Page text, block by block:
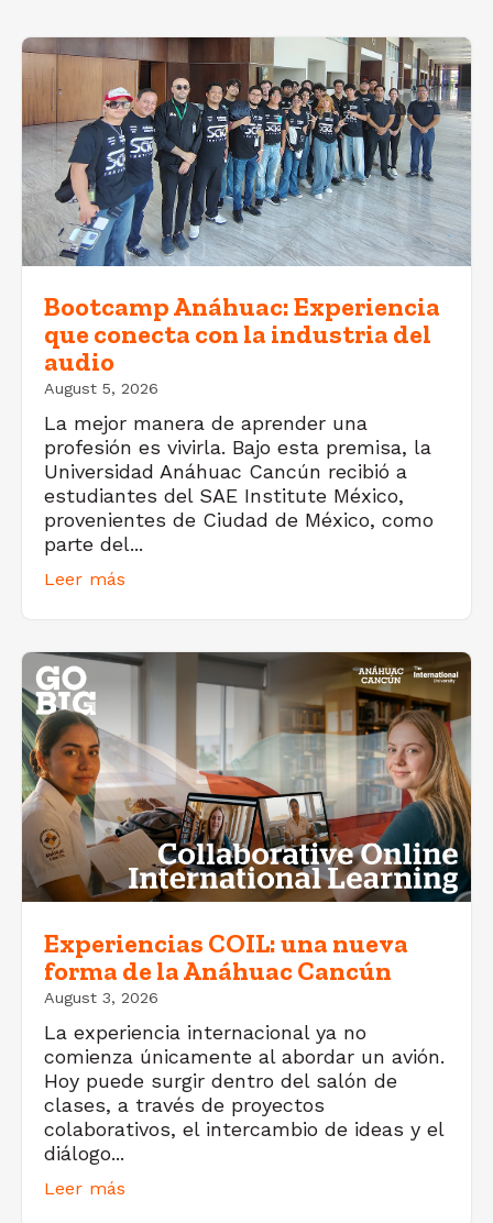
Bootcamp Anáhuac: Experiencia
que conecta con la industria del
audio
August 5, 2026
La mejor manera de aprender una
profesión es vivirla. Bajo esta premisa, la
Universidad Anáhuac Cancún recibió a
estudiantes del SAE Institute México,
provenientes de Ciudad de México, como
parte del...
Leer más
Experiencias COIL: una nueva
forma de la Anáhuac Cancún
August 3, 2026
La experiencia internacional ya no
comienza únicamente al abordar un avión.
Hoy puede surgir dentro del salón de
clases, a través de proyectos
colaborativos, el intercambio de ideas y el
diálogo...
Leer más